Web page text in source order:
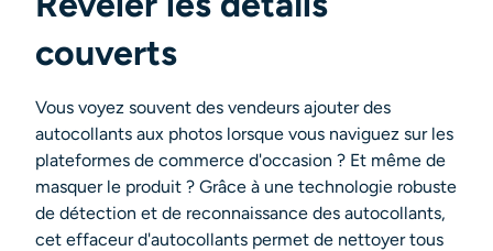
couverts
Vous voyez souvent des vendeurs ajouter des
autocollants aux photos lorsque vous naviguez sur les
plateformes de commerce d'occasion ? Et même de
masquer le produit ? Grâce à une technologie robuste
de détection et de reconnaissance des autocollants,
cet effaceur d'autocollants permet de nettoyer tous